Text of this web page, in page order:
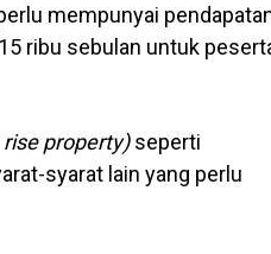
mempunyai
ribu sebulan untuk
rise property)seperti
syarat lain yang perlu